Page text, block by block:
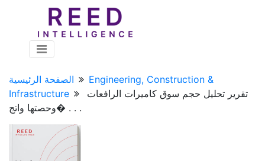
الصفحة الرئيسية
Engineering, Construction &
Infrastructure
تقرير تحليل حجم سوق كاميرات الرافعات
وحصتها واتج� . . .